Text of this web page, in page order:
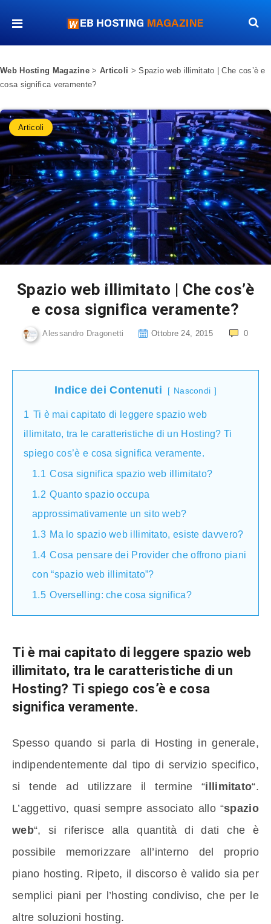
Web Hosting Magazine > Articoli >Spazio web illimitato | Che cos’è e
cosa significa veramente?
Articoli
Spazio web illimitato | Che cos’è
e cosa significa veramente?
Alessandro Dragonetti Ottobre 24, 2015 0
Indice dei Contenuti Nascondi
1 Ti è mai capitato di leggere spazio web
illimitato, tra le caratteristiche di un Hosting? Ti
spiego cos’è e cosa significa veramente.
1.1 Cosa significa spazio web illimitato?
1.2 Quanto spazio occupa
approssimativamente un sito web?
1.3 Ma lo spazio web illimitato, esiste davvero?
1.4 Cosa pensare dei Provider che offrono piani
con “spazio web illimitato”?
1.5 Overselling: che cosa significa?
Ti è mai capitato di leggere spazio web
illimitato, tra le caratteristiche di un
Hosting? Ti spiego cos’è e cosa
significa veramente.
Spesso quando si parla di Hosting in generale,
indipendentemente dal tipo di servizio specifico,
si tende ad utilizzare il termine “illimitato“.
L’aggettivo, quasi sempre associato allo “spazio
web“, si riferisce alla quantità di dati che è
possibile memorizzare all’interno del proprio
piano hosting. Ripeto, il discorso è valido sia per
semplici piani per l’hosting condiviso, che per le
altre soluzioni hosting.